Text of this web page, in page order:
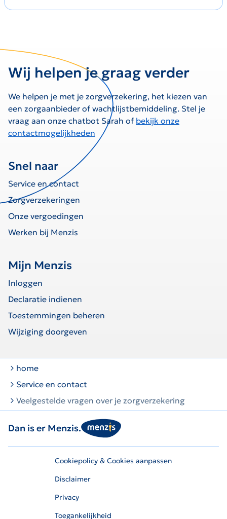
Wij helpen je graag verder
We helpen je met je zorgverzekering, het kiezen van
een zorgaanbieder of wachtlijstbemiddeling. Stel je
vraag aan onze chatbot Sarah of bekijk onze
contactmogelijkheden
Snel naar
Service en contact
Zorgverzekeringen
Onze vergoedingen
Werken bij Menzis
Mijn Menzis
Inloggen
Declaratie indienen
Toestemmingen beheren
Wijziging doorgeven
home
Service en contact
Veelgestelde vragen over je zorgverzekering
Dan is er Menzis.
Cookiepolicy & Cookies aanpassen
Disclaimer
Privacy
Toegankelijkheid